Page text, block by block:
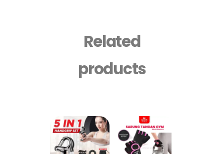
Related
products